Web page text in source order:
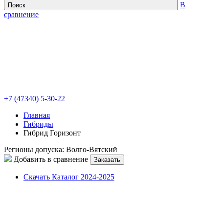
Поиск
В
сравнение
+7 (47340) 5-30-22
Главная
Гибриды
Гибрид Горизонт
Регионы допуска: Волго-Вятский
Добавить в сравнение
Заказать
Скачать Каталог 2024-2025